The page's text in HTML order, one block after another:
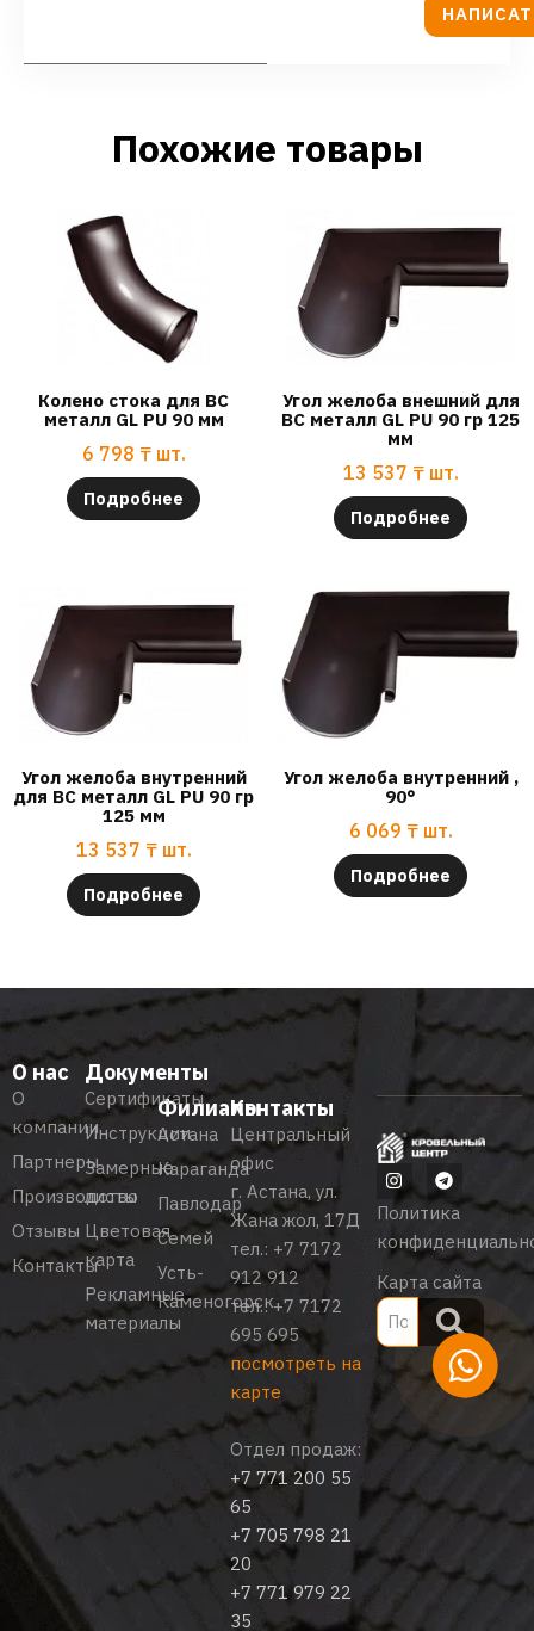
Похожие товары
Колено стока для ВС
металл GL PU 90 мм
6 798 ₸ шт.
Подробнее
Угол желоба внешний для
ВС металл GL PU 90 гр 125
мм
13 537 ₸ шт.
Подробнее
Угол желоба внутренний
для ВС металл GL PU 90 гр
125 мм
13 537 ₸ шт.
Подробнее
Угол желоба внутренний ,
90°
6 069 ₸ шт.
Подробнее
О нас
О
компании
Партнеры
Производство
Отзывы
Контакты
Документы
Сертификаты
Инструкции
Замерные
листы
Цветовая
карта
Рекламные
материалы
Филиалы
Астана
Караганда
Павлодар
Семей
Усть-
Каменогорск
Контакты
Центральный
офис
г. Астана, ул.
Жана жол, 17Д
тел.: +7 7172
912 912
тел.:+7 7172
695 695
посмотреть на
карте
Отдел продаж:
+7 771 200 55
65
+7 705 798 21
20
+7 771 979 22
35
Политика
Карта сайта